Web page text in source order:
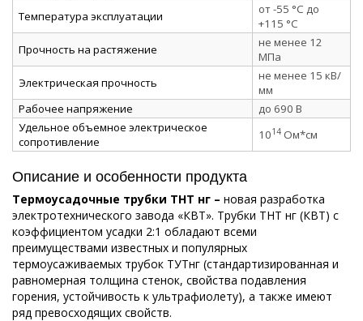
Температура эксплуатации
от -55 °C до
+115 °C
Прочность на растяжение
не менее 12
МПа
Электрическая прочность
не менее 15 кВ/
мм
Рабочее напряжение
до 690 В
Удельное объемное электрическое
сопротивление
1014 Ом*см
Описание и особенности продукта
Термоусадочные трубки ТНТ нг – новая разработка
электротехнического завода «КВТ». Трубки ТНТ нг (КВТ) с
коэффициентом усадки 2:1 обладают всеми
преимуществами известных и популярных
термоусаживаемых трубок ТУТнг (стандартизированная и
равномерная толщина стенок, свойства подавления
горения, устойчивость к ультрафиолету), а также имеют
ряд превосходящих свойств.